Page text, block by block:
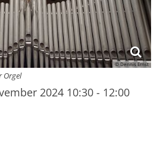
© Dennis Ernst
Orgel
2024 10:30 - 12:00